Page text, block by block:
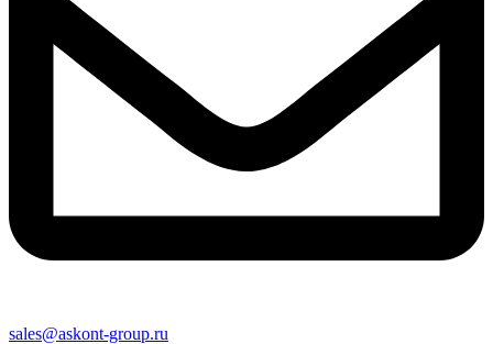
sales@askont-group.ru